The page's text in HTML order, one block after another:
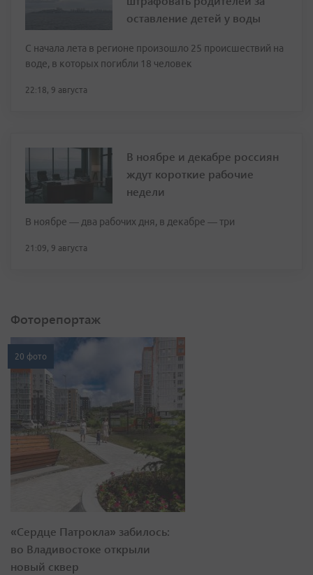
оставление детей у воды
С начала лета в регионе произошло 25 происшествий на
воде, в которых погибли 18 человек
22:18, 9 августа
В ноябре и декабре россиян
ждут короткие рабочие
недели
В ноябре — два рабочих дня, в декабре — три
21:09, 9 августа
Фоторепортаж
20 фото
«Сердце Патрокла» забилось:
во Владивостоке открыли
новый сквер